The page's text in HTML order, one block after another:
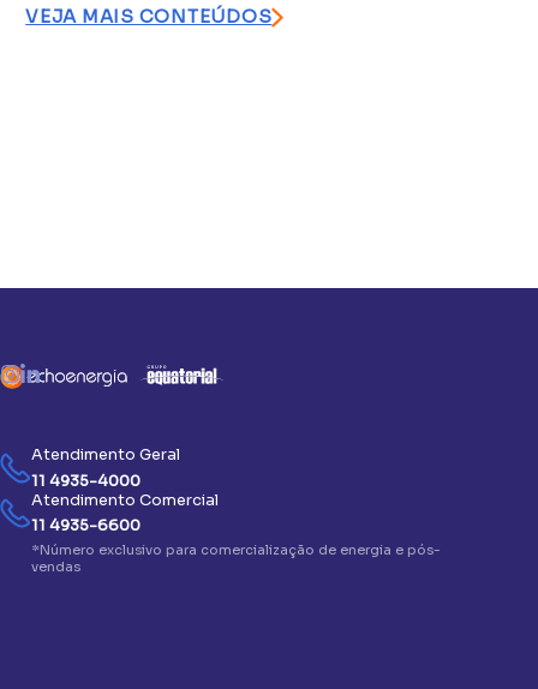
VEJA MAIS CONTEÚDOS
Atendimento Geral
11 4935-4000
Atendimento Comercial
11 4935-6600
*Número exclusivo para comercialização de energia e pós-
vendas